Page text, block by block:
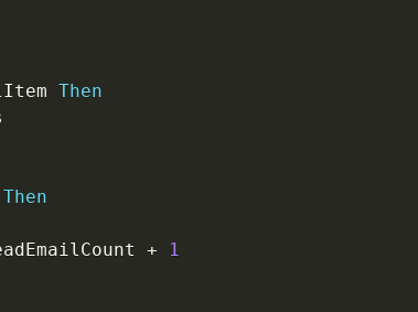
Then
Then
+
1